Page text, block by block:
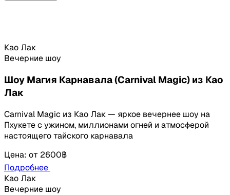
Као Лак
Вечерние шоу
Шоу Магия Карнавала (Carnival Magic) из Као
Лак
Carnival Magic из Као Лак — яркое вечернее шоу на
Пхукете с ужином, миллионами огней и атмосферой
настоящего тайского карнавала
Цена: от 2600฿
Подробнее
Као Лак
Вечерние шоу